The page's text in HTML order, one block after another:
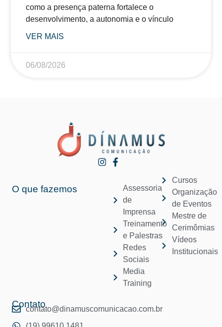
como a presença paterna fortalece o
desenvolvimento, a autonomia e o vínculo
VER MAIS
06/08/2026
O que fazemos
Assessoria
de
Imprensa
Treinamento
e Palestras
Redes
Sociais
Media
Training
Cursos
Organização
de Eventos
Mestre de
Cerimômias
Vídeos
Institucionais
Contato
contato@dinamuscomunicacao.com.br